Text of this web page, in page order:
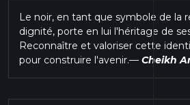
Le noir, en tant que symbole de la
dignité, porte en lui l'héritage de
Reconnaître et valoriser cette
pour construire l'avenir.— Cheikh